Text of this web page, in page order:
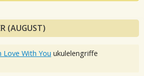
(AUGUST)
Love With You ukulelengriffe